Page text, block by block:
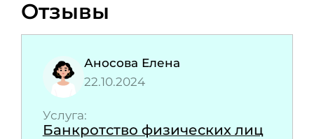
Отзывы
Аносова Елена
22.10.2024
Услуга:
Банкротство физических лиц